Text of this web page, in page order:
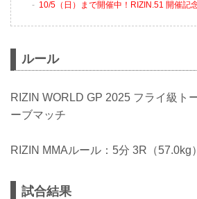
10/5（日）まで開催中！RIZIN.51 開催記
ルール
RIZIN WORLD GP 2025 フライ級ト
ーブマッチ
RIZIN MMAルール：5分 3R（57.0kg）
試合結果